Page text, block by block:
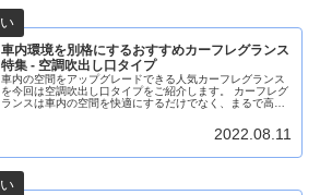
車内環境を別格にするおすすめカーフレグランス
特集 - 空調吹出し口タイプ
車内の空間をアップグレードできる人気カーフレグランス
を今回は空調吹出し口タイプをご紹介します。 カーフレグ
ランスは車内の空間を快適にするだけでなく、まるで高級
が数多くあり、今回はその中でも私が特におすすめなもの
2022.08.11